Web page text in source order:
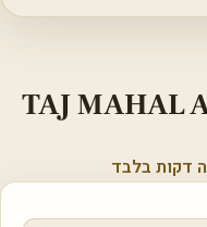
TAJ MAHAL
דקות בלבד